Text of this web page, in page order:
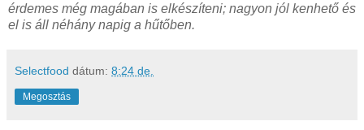
érdemes még magában is elkészíteni; nagyon jól kenhető és
el is áll néhány napig a hűtőben.
Selectfood dátum: 8:24 de.
Megosztás